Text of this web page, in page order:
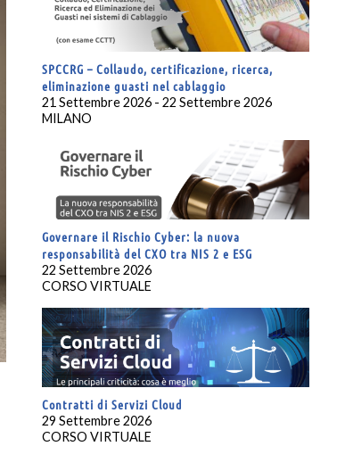
SPCCRG – Collaudo, certificazione, ricerca,
eliminazione guasti nel cablaggio
21 Settembre 2026 - 22 Settembre 2026
MILANO
Governare il Rischio Cyber: la nuova
responsabilità del CXO tra NIS 2 e ESG
22 Settembre 2026
CORSO VIRTUALE
Contratti di Servizi Cloud
29 Settembre 2026
CORSO VIRTUALE